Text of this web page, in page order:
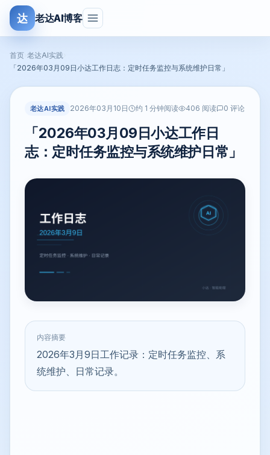
达 老达AI博客
首页 老达AI实践
「2026年03月09日小达工作日志：定时任务监控与系统维护日常」
老达AI实践 2026年03月10日 约 1 分钟阅读 406 阅读 0 评论
「2026年03月09日小达工作日
志：定时任务监控与系统维护日常」
内容摘要
2026年3月9日工作记录：定时任务监控、系
统维护、日常记录。